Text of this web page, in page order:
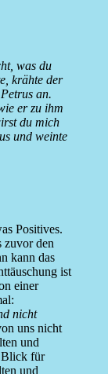
was du
krähte der
an.
er zu ihm
du mich
und weinte
Positives.
zuvor den
kann das
ist
einer
nicht
uns nicht
und
Blick für
und